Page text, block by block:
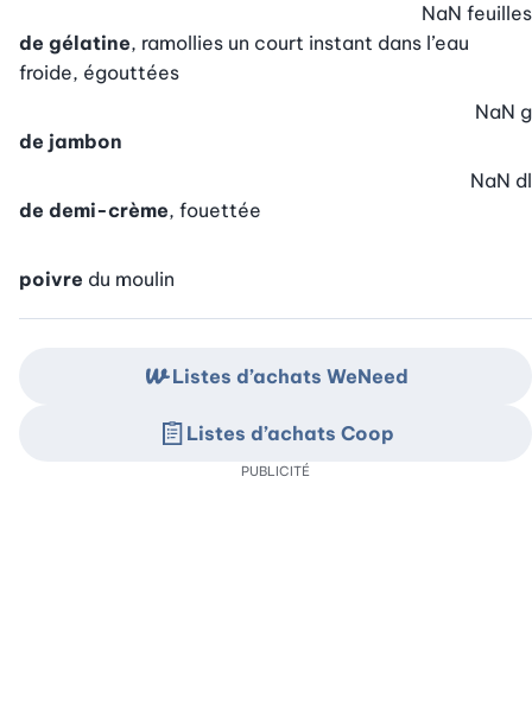
de gélatine, ramollies un court instant dans l’eau
froide, égouttées
NaN feuilles
de jambon
NaN g
de demi-crème, fouettée
NaN dl
poivre du moulin
Listes d’achats WeNeed
Listes d’achats Coop
PUBLICITÉ